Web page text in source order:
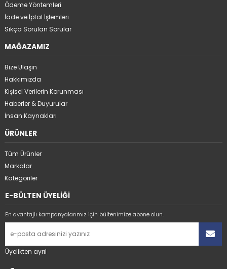
Ödeme Yöntemleri
İade ve İptal İşlemleri
Sıkça Sorulan Sorular
MAĞAZAMIZ
Bize Ulaşın
Hakkımızda
Kişisel Verilerin Korunması
Haberler & Duyurular
İnsan Kaynakları
ÜRÜNLER
Tüm Ürünler
Markalar
Kategoriler
E-BÜLTEN ÜYELİĞİ
En avantajlı kampanyalarımız için bültenimize abone olun.
Üyelikten ayrıl